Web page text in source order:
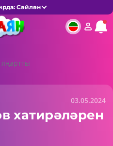
Сәйлән
03.05.2024
хатирәләрен